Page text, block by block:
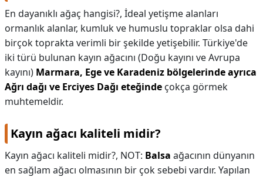
En dayanıklı ağaç hangisi?, İdeal yetişme alanları
ormanlık alanlar, kumluk ve humuslu topraklar olsa dahi
birçok toprakta verimli bir şekilde yetişebilir. Türkiye'de
iki türü bulunan kayın ağacını (Doğu kayını ve Avrupa
kayını) Marmara, Ege ve Karadeniz bölgelerinde ayrıca
Ağrı dağı ve Erciyes Dağı eteğinde çokça görmek
muhtemeldir.
Kayın ağacı kaliteli midir?
Kayın ağacı kaliteli midir?, NOT: Balsa ağacının dünyanın
en sağlam ağacı olmasının bir çok sebebi vardır. Yapılan